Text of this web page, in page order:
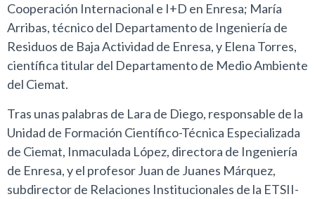
Cooperación Internacional e I+D en Enresa; María
Arribas, técnico del Departamento de Ingeniería de
Residuos de Baja Actividad de Enresa, y Elena Torres,
científica titular del Departamento de Medio Ambiente
del Ciemat.
Tras unas palabras de Lara de Diego, responsable de la
Unidad de Formación Científico-Técnica Especializada
de Ciemat, Inmaculada López, directora de Ingeniería
de Enresa, y el profesor Juan de Juanes Márquez,
subdirector de Relaciones Institucionales de la ETSII-